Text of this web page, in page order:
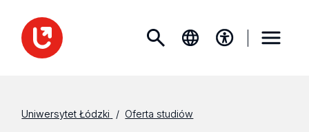
Uniwersytet Łódzki Oferta studiów